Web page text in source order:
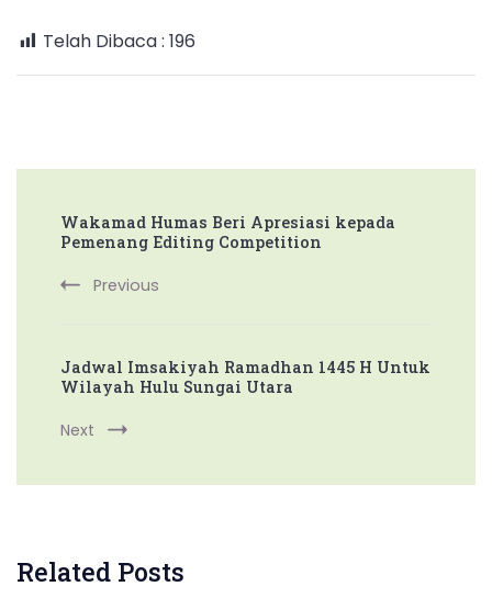
Telah Dibaca : 196
Navigation
Wakamad Humas Beri Apresiasi kepada
Pemenang Editing Competition
Previous
Jadwal Imsakiyah Ramadhan 1445 H Untuk
Wilayah Hulu Sungai Utara
Next
Related Posts